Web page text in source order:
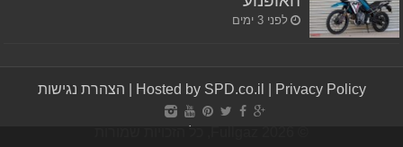
לפני 3 ימים
Hosted by SPD.co.il Privacy Policy הצהרת נגישות